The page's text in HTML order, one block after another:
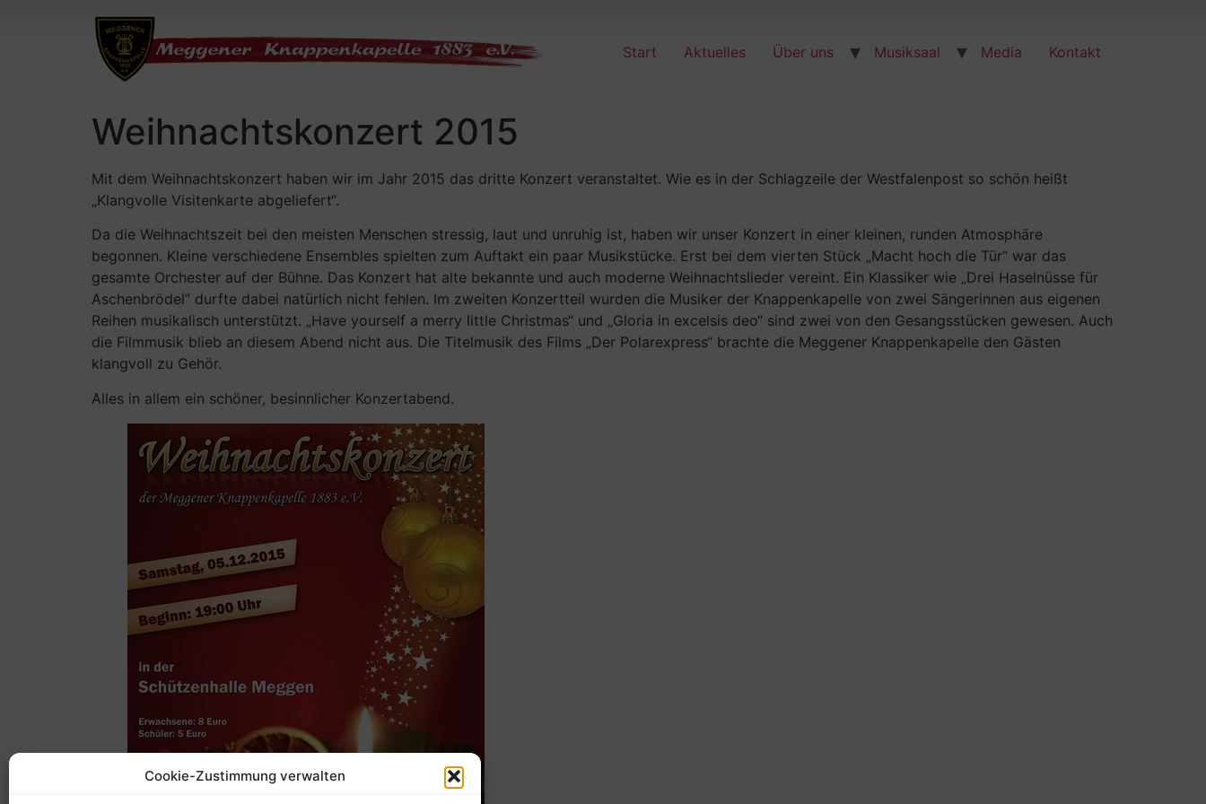
Cookie-Zustimmung verwalten
Start Aktuelles Über uns Musiksaal Media Kontakt
Weihnachtskonzert 2015
Mit dem Weihnachtskonzert haben wir im Jahr 2015 das dritte Konzert veranstaltet. Wie es in der Schlagzeile der Westfalenpost so schön heißt
„Klangvolle Visitenkarte abgeliefert“.
Da die Weihnachtszeit bei den meisten Menschen stressig, laut und unruhig ist, haben wir unser Konzert in einer kleinen, runden Atmosphäre
begonnen. Kleine verschiedene Ensembles spielten zum Auftakt ein paar Musikstücke. Erst bei dem vierten Stück „Macht hoch die Tür“ war das
gesamte Orchester auf der Bühne. Das Konzert hat alte bekannte und auch moderne Weihnachtslieder vereint. Ein Klassiker wie „Drei Haselnüsse für
Aschenbrödel“ durfte dabei natürlich nicht fehlen. Im zweiten Konzertteil wurden die Musiker der Knappenkapelle von zwei Sängerinnen aus eigenen
Reihen musikalisch unterstützt. „Have yourself a merry little Christmas“ und „Gloria in excelsis deo“ sind zwei von den Gesangsstücken gewesen. Auch
die Filmmusik blieb an diesem Abend nicht aus. Die Titelmusik des Films „Der Polarexpress“ brachte die Meggener Knappenkapelle den Gästen
klangvoll zu Gehör.
Alles in allem ein schöner, besinnlicher Konzertabend.